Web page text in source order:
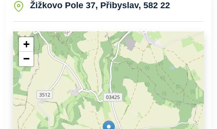
Žižkovo Pole 37, Přibyslav, 582 22
+
−